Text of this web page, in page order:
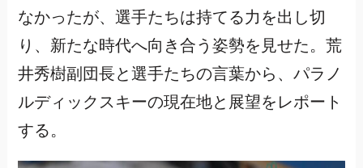
なかったが、選手たちは持てる力を出し切
り、新たな時代へ向き合う姿勢を見せた。荒
井秀樹副団長と選手たちの言葉から、パラノ
ルディックスキーの現在地と展望をレポート
する。